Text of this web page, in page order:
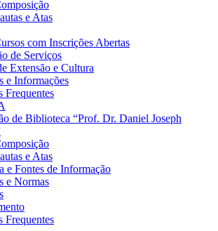
e Atas
com Inscrições Abertas
de Serviços
Extensão e Cultura
e Informações
Frequentes
de Biblioteca “Prof. Dr. Daniel Joseph
e Atas
e Fontes de Informação
e Normas
Frequentes